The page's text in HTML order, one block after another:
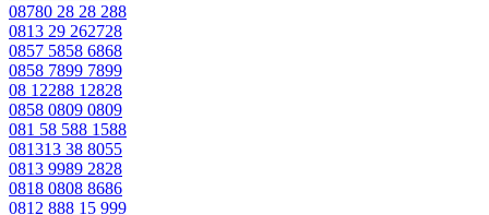
08780 28 28 288
0813 29 262728
0857 5858 6868
0858 7899 7899
08 12288 12828
0858 0809 0809
081 58 588 1588
081313 38 8055
0813 9989 2828
0818 0808 8686
0812 888 15 999